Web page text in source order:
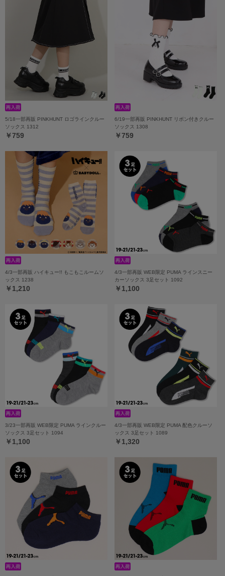
5/18一部再販 PINKHUNT ロゴラインクルー
ソックス 1312
￥759
6/19一部再販 PINKHUNT リボン付きクルー
ソックス 1308
￥759
4/3一部再販 ハイキュー!! もこもこルームソ
ックス 1238
￥1,210
4/3一部再販 WEB限定 PUMA ラインスニー
カーソックス 3足セット 1092
￥1,100
3/23一部再販 WEB限定 PUMA ラインクルー
ソックス 3足セット 1094
￥1,100
4/3一部再販 WEB限定 PUMA 配色クルーソ
ックス 3足セット 1089
￥1,320